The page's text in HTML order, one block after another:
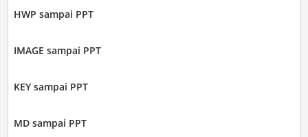
HWP sampai PPT
IMAGE sampai PPT
KEY sampai PPT
MD sampai PPT